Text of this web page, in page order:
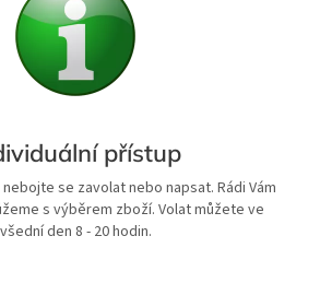
přístup
se zavolat nebo napsat. Rádi Vám
s výběrem zboží. Volat můžete ve
všední den 8 - 20 hodin.